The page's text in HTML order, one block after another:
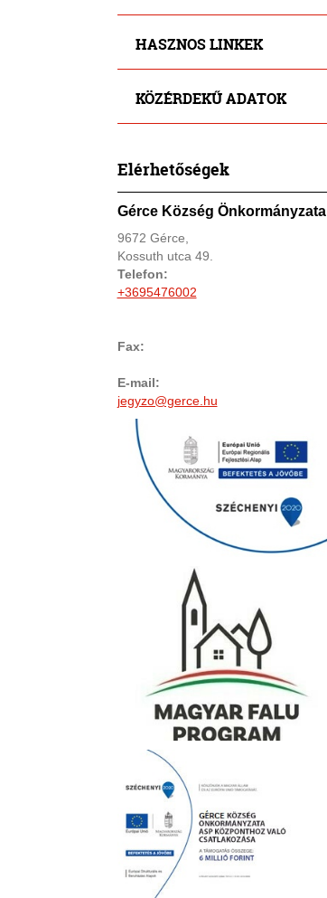
HASZNOS LINKEK
KÖZÉRDEKŰ ADATOK
Elérhetőségek
Gérce Község Önkormányzata
9672 Gérce,
Kossuth utca 49.
Telefon:
+3695476002
Fax:
E-mail:
jegyzo@gerce.hu